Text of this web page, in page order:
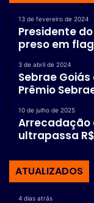
13 de fevereiro de 2024
Presidente
preso em
3 de abril de 2024
Sebrae
Prêmio
10 de julho de 2025
Arrecadação
ultrapassa
ATUALIZADOS
4 dias atrás